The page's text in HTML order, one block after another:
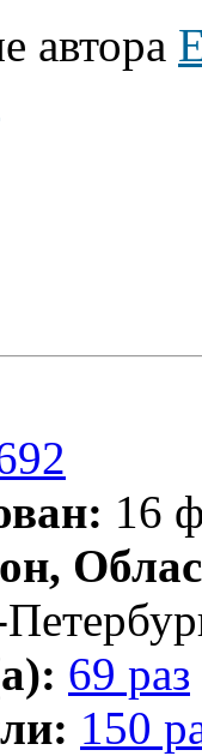
автора
16
69 раз
150